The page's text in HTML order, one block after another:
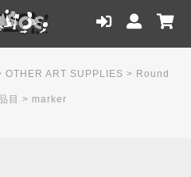
OTHER ART SUPPLIES > Round
目 > marker